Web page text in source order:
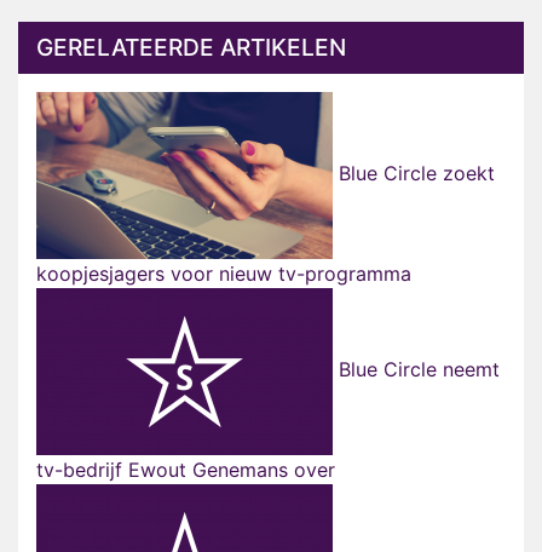
GERELATEERDE ARTIKELEN
Blue Circle zoekt
koopjesjagers voor nieuw tv-programma
Blue Circle neemt
tv-bedrijf Ewout Genemans over